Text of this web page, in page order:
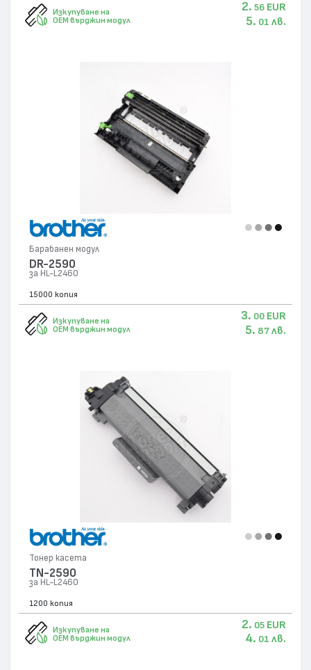
Изкупуване на
OEM върджин модул
2. 56 EUR
5. 01 лв.
Барабанен модул
DR-2590
за HL-L2460
15000 копия
Изкупуване на
OEM върджин модул
3. 00 EUR
5. 87 лв.
Тонер касета
TN-2590
за HL-L2460
1200 копия
Изкупуване на
OEM върджин модул
2. 05 EUR
4. 01 лв.